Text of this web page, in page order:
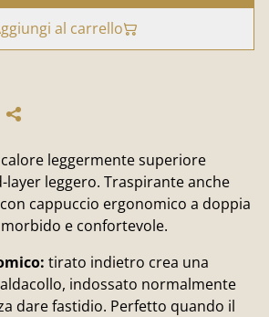
al carrello
calore leggermente superiore
leggero. Traspirante anche
cappuccio ergonomico a doppia
e confortevole.
tirato indietro crea una
indossato normalmente
dare fastidio. Perfetto quando il